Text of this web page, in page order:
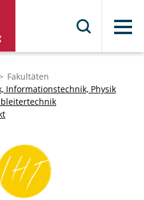
Menü
Fakultäten
Informationstechnik, Physik